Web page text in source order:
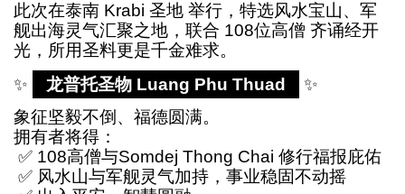
此次在泰南 Krabi 圣地 举行，特选风水宝山、军
舰出海灵气汇聚之地，联合 108位高僧 齐诵经开
光，所用圣料更是千金难求。
✨
龙普托圣物 Luang Phu Thuad
✨
象征坚毅不倒、福德圆满。
拥有者将得：
✅ 108高僧与Somdej Thong Chai 修行福报庇佑
✅ 风水山与军舰灵气加持，事业稳固不动摇